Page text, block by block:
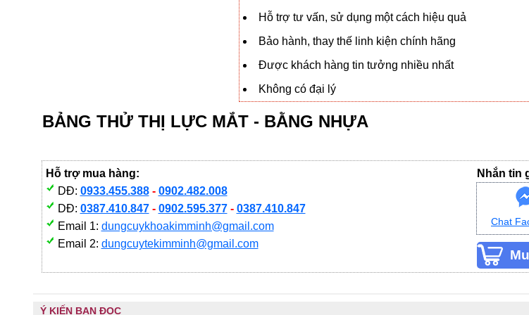
Hỗ trợ tư vấn, sử dụng một cách hiệu quả
Bảo hành, thay thế linh kiện chính hãng
Được khách hàng tin tưởng nhiều nhất
Không có đại lý
BẢNG THỬ THỊ LỰC MẮT - BẰNG NHỰA
Hỗ trợ mua hàng:
DĐ: 0933.455.388- 0902.482.008
DĐ: 0387.410.847- 0902.595.377- 0387.410.847
Email 1: dungcuykhoakimminh@gmail.com
Email 2: dungcuytekimminh@gmail.com
Nhắn tin
Chat
Ý KIẾN BẠN ĐỌC